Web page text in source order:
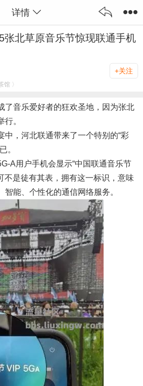
情
张北草原音乐节惊现联通手机
+关注
馆 〉
了音乐爱好者的狂欢圣地，因为张北
。
中，河北联通带来了一个特别的“彩
。
A用户手机会显示“中国联通音乐节
不是徒有其表，拥有这一标识，意味
智能、个性化的通信网络服务。